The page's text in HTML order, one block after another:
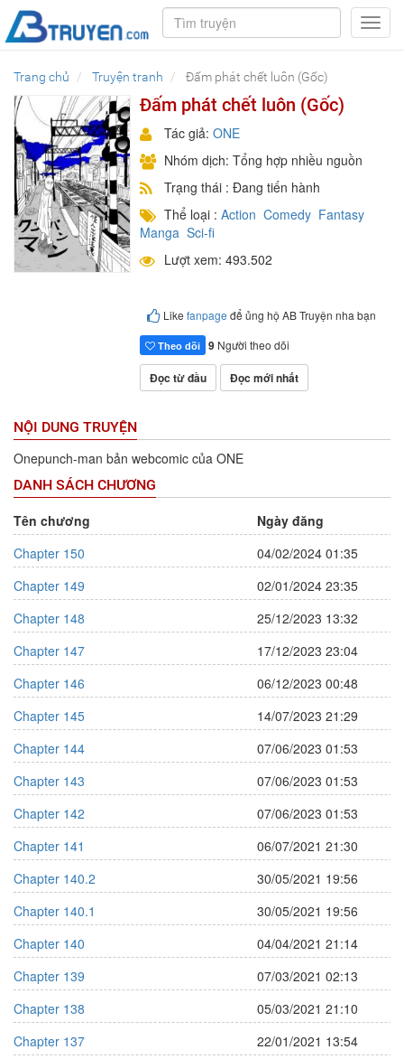
Trang chủ Truyện tranh Đấm phát chết luôn (Gốc)
Đấm phát chết luôn (Gốc)
Tác giả: ONE
Nhóm dịch: Tổng hợp nhiều nguồn
Trạng thái : Đang tiến hành
Thể loại : Action Comedy Fantasy
Manga Sci-fi
Lượt xem: 493.502
Like fanpage để ủng hộ AB Truyện nha bạn
Theo dõi 9 Người theo dõi
Đọc từ đầu Đọc mới nhất
NỘI DUNG TRUYỆN
Onepunch-man bản webcomic của ONE
DANH SÁCH CHƯƠNG
Tên chương
Ngày đăng
Chapter 150
04/02/2024 01:35
Chapter 149
02/01/2024 23:35
Chapter 148
25/12/2023 13:32
Chapter 147
17/12/2023 23:04
Chapter 146
06/12/2023 00:48
Chapter 145
14/07/2023 21:29
Chapter 144
07/06/2023 01:53
Chapter 143
07/06/2023 01:53
Chapter 142
07/06/2023 01:53
Chapter 141
06/07/2021 21:30
Chapter 140.2
30/05/2021 19:56
Chapter 140.1
30/05/2021 19:56
Chapter 140
04/04/2021 21:14
Chapter 139
07/03/2021 02:13
Chapter 138
05/03/2021 21:10
Chapter 137
22/01/2021 13:54